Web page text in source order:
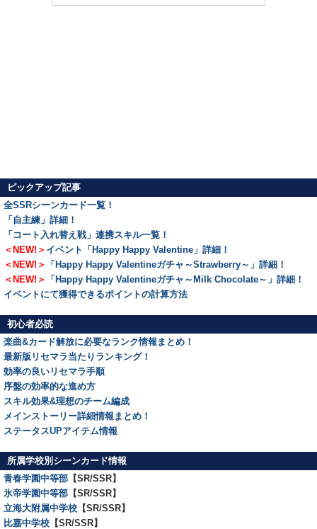
ピックアップ記事
全SSRシーンカード一覧！
「自主練」詳細！
「コート入れ替え戦」連携スキル一覧！
＜NEW!＞ イベント「Happy Happy Valentine」詳細！
＜NEW!＞
「Happy Happy Valentineガチャ～Strawberry～」詳細！
＜NEW!＞
「Happy Happy Valentineガチャ～Milk Chocolate～」詳細！
イベントにて獲得できるポイントの計算方法
初心者必読
楽曲&カード解放に必要なランク情報まとめ！
最新版リセマラ当たりランキング！
効率の良いリセマラ手順
序盤の効率的な進め方
スキル効果&理想のチーム編成
メインストーリー詳細情報まとめ！
ステータスUPアイテム情報
所属学校別シーンカード情報
青春学園中等部 【SR/SSR】
氷帝学園中等部 【SR/SSR】
立海大附属中学校 【SR/SSR】
比嘉中学校 【SR/SSR】